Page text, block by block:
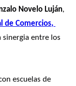
Novelo Luján,
de Comercios,
sinergia entre los
escuelas de